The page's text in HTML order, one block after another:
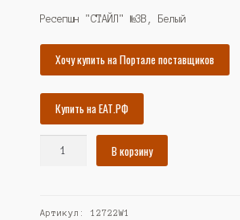
составляла
46281₽.
42721₽.
Ресепшн "СТАЙЛ" №3В, Белый
Хочу купить на Портале поставщиков
Купить на ЕАТ.РФ
№3В,
В корзину
Артикул:12722W1